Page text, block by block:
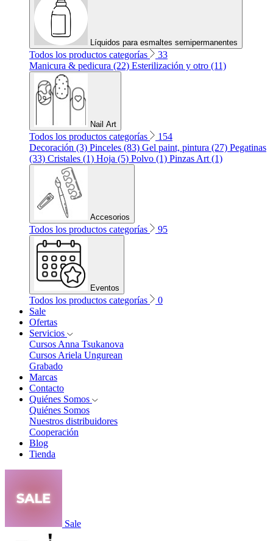
Líquidos para esmaltes semipermanentes
Todos los productos categorías
33
Manicura & pedicura (22) Esterilización y otro (11)
Nail Art
Todos los productos categorías
154
Decoración (3) Pinceles (83) Gel paint, pintura (27) Pegatinas
(33) Cristales (1) Hoja (5) Polvo (1) Pinzas Art (1)
Accesorios
Todos los productos categorías 95
Eventos
Todos los productos categorías
0
Sale
Ofertas
Servicios
Cursos Anna Tsukanova
Cursos Ariela Ungurean
Grabado
Marcas
Contacto
Quiénes Somos
Quiénes Somos
Nuestros distribuidores
Cooperación
Blog
Tienda
Sale